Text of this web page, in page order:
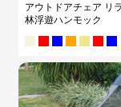
アウトドアチェア リ
林浮遊ハンモック